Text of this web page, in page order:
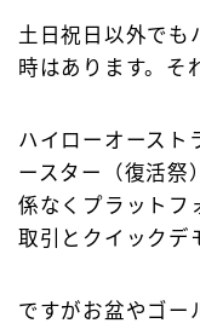
土日祝日以外でも
時はあります。そ
ハイローオースト
ースター（復活祭
係なくプラットフ
取引とクイックデ
ですがお盆やゴー